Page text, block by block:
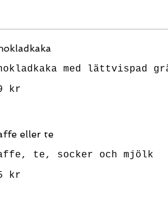
med lättvispad
kr
eller te
te, socker och mjölk
kr